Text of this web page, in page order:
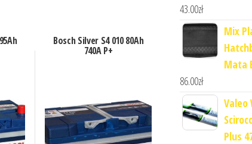
Bosch Silver S4 010 80Ah
740A P+
43.00zł
Mix
Mata
86.00zł
Valeo
Plus